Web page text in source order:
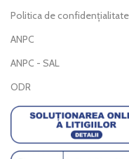
Politica de confidențialitate
ANPC
ANPC - SAL
ODR